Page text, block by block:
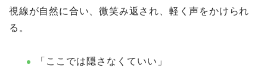
視線が自然に合い、微笑み返され、軽く声をかけられ
る。
「ここでは隠さなくていい」